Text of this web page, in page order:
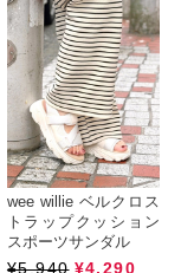
wee willie ベルクロス
トラップクッション
スポーツサンダル
¥5,940 ¥4,290